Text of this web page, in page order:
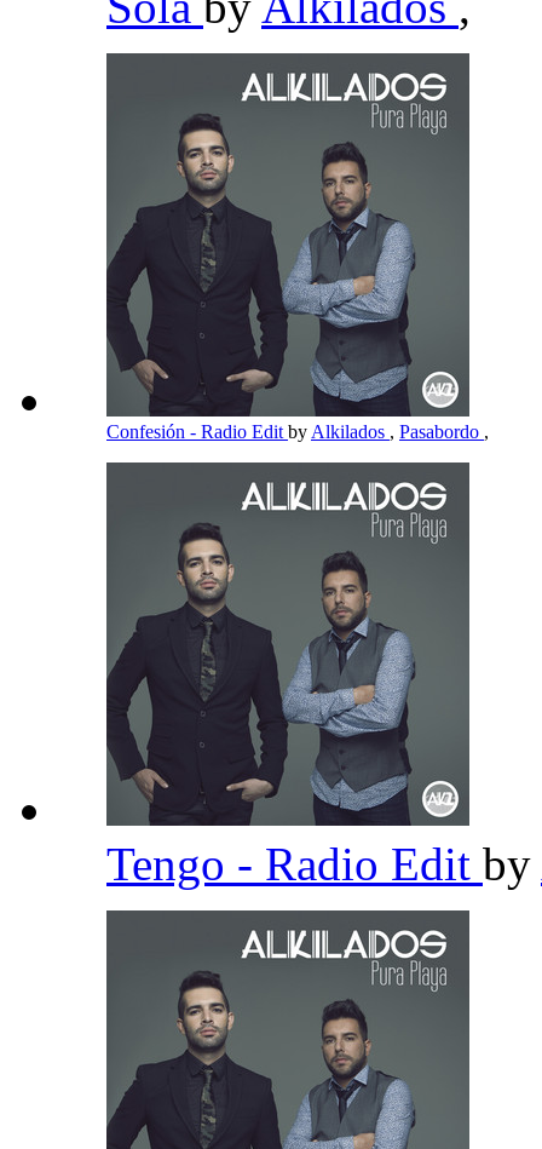
Confesión - Radio Edit by Alkilados , Pasabordo ,
Tengo - Radio Edit by